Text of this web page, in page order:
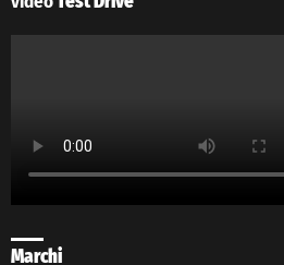
Marchi